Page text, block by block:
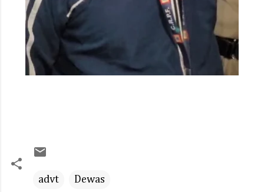
advt Dewas